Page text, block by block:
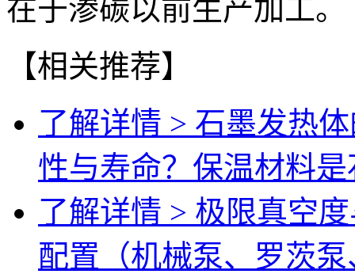
在于渗碳以前生产加工。
【相关推荐】
了解详情 > 石墨发热
性与寿命？保温材料
了解详情 > 极限真空
配置（机械泵、罗茨